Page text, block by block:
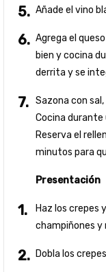
Añade el vino
Agrega el
bien y cocina
derrita y se
Sazona con
Cocina
Reserva el
minutos para
Presentación
Haz los crepes
champiñones
Dobla los